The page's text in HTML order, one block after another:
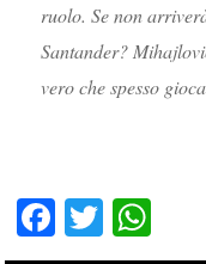
ruolo. Se non
Santander?
vero che spesso
Fa T